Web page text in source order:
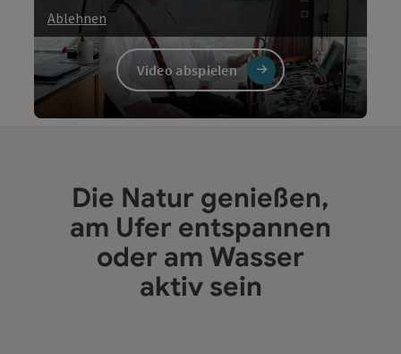
©
Video abspielen
Ablehnen
Die Natur genießen,
am Ufer entspannen
oder am Wasser
aktiv sein